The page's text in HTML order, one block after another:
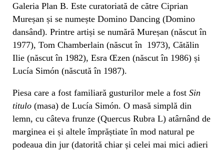
Galeria Plan B. Este curatoriată de către Ciprian
Mureșan și se numește Domino Dancing (Domino
dansând). Printre artiși se numără Mureșan (născut în
1977), Tom Chamberlain (născut în 1973), Cătălin
Ilie (născut în 1982), Esra Œzen (născut în 1986) și
Lucía Simón (născută în 1987).
Piesa care a fost familiară gusturilor mele a fost Sin
titulo (masa) de Lucía Simón. O masă simplă din
lemn, cu câteva frunze (Quercus Rubra L) atârnând de
marginea ei și altele împrăștiate în mod natural pe
podeaua din jur (datorită chiar și celei mai mici adieri